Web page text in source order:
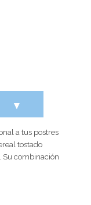
▼
a tus postres
tostado
Su combinación